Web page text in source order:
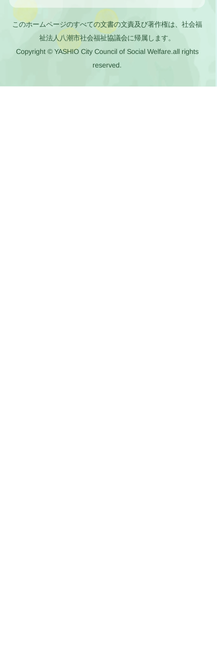
このホームページのすべての文書の文責及び著作権は、社会福
祉法人八潮市社会福祉協議会に帰属します。
Copyright © YASHIO City Council of Social Welfare.all rights
reserved.